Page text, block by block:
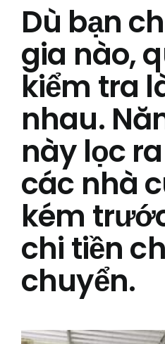
Dù bạn
gia nào,
kiểm tra
nhau.
này lọc
các nhà
kém
chi tiền
chuyển.